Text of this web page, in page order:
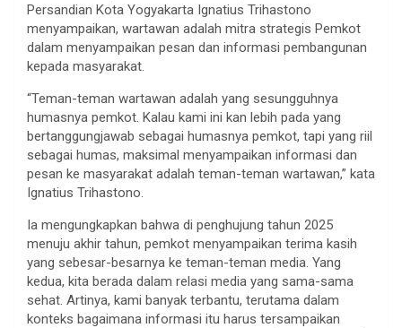
Persandian Kota Yogyakarta Ignatius Trihastono
menyampaikan, wartawan adalah mitra strategis Pemkot
dalam menyampaikan pesan dan informasi pembangunan
kepada masyarakat.
“Teman-teman wartawan adalah yang sesungguhnya
humasnya pemkot. Kalau kami ini kan lebih pada yang
bertanggungjawab sebagai humasnya pemkot, tapi yang riil
sebagai humas, maksimal menyampaikan informasi dan
pesan ke masyarakat adalah teman-teman wartawan,” kata
Ignatius Trihastono.
Ia mengungkapkan bahwa di penghujung tahun 2025
menuju akhir tahun, pemkot menyampaikan terima kasih
yang sebesar-besarnya ke teman-teman media. Yang
kedua, kita berada dalam relasi media yang sama-sama
sehat. Artinya, kami banyak terbantu, terutama dalam
konteks bagaimana informasi itu harus tersampaikan